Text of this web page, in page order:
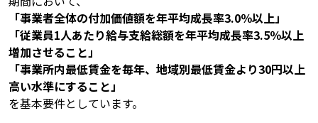
「事業者全体の付加価値額を年平均成長率3.0％以上」
「従業員1人あたり給与支給総額を年平均成長率3.5％以上
増加させること」
「事業所内最低賃金を毎年、地域別最低賃金より30円以上
高い水準にすること」
を基本要件としています。